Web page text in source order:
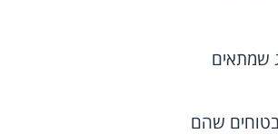
שמתאים
בטוחים שהם